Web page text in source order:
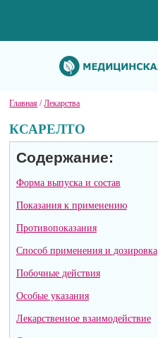
Главная /Лекарства
КСАРЕЛТО
Содержание:
Форма выпуска и состав
Показания к применению
Противопоказания
Способ применения и дозировка
Побочные действия
Особые указания
Лекарственное взаимодействие